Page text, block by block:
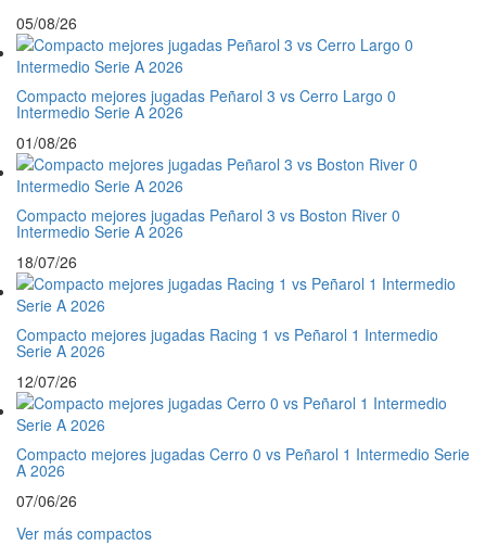
05/08/26
Compacto mejores jugadas Peñarol 3 vs Cerro Largo 0
Intermedio Serie A 2026
01/08/26
Compacto mejores jugadas Peñarol 3 vs Boston River 0
Intermedio Serie A 2026
18/07/26
Compacto mejores jugadas Racing 1 vs Peñarol 1 Intermedio
Serie A 2026
12/07/26
Compacto mejores jugadas Cerro 0 vs Peñarol 1 Intermedio Serie
A 2026
07/06/26
Ver más compactos